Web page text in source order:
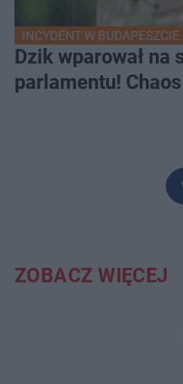
INCYDENT W BUDAPESZCIE
Dzik wparował na
parlamentu!
ZOBACZ WIĘCEJ